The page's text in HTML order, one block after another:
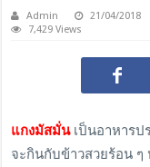
Admin 21/04/2018
7,429 Views
แกงมัสมั่นเป็นอาหารป
จะกินกับข้าวสวยร้อน